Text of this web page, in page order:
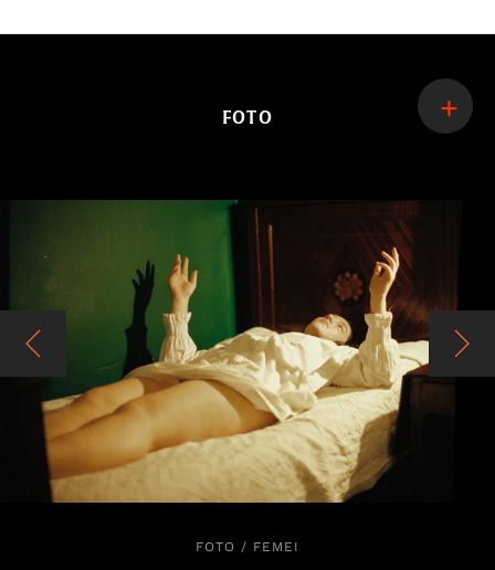
FOTO
FOTO / FEMEI